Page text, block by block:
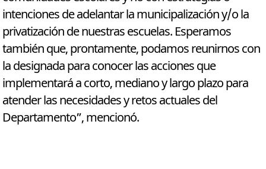
intenciones de adelantar la municipalización y/o la
privatización de nuestras escuelas. Esperamos
también que, prontamente, podamos reunirnos con
la designada para conocer las acciones que
implementará a corto, mediano y largo plazo para
atender las necesidades y retos actuales del
Departamento”, mencionó.